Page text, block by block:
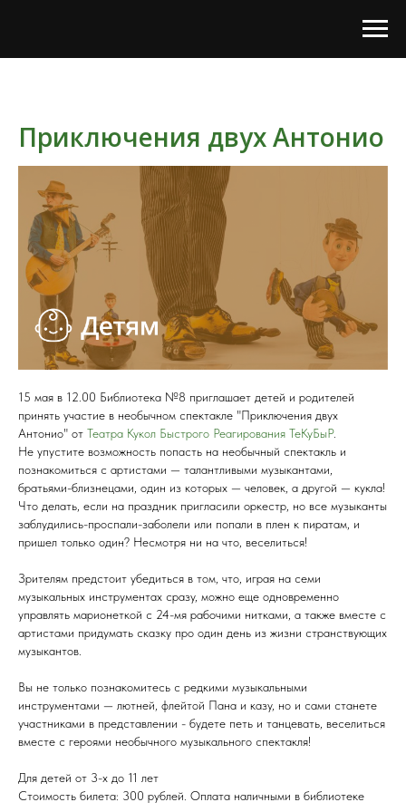
Приключения двух Антонио
15 мая в 12.00 Библиотека №8 приглашает детей и родителей
принять участие в необычном спектакле "Приключения двух
Антонио" от Театра Кукол Быстрого Реагирования ТеКуБыР.
Не упустите возможность попасть на необычный спектакль и
познакомиться с артистами — талантливыми музыкантами,
братьями-близнецами, один из которых — человек, а другой — кукла!
Что делать, если на праздник пригласили оркестр, но все музыканты
заблудились-проспали-заболели или попали в плен к пиратам, и
пришел только один? Несмотря ни на что, веселиться!
Зрителям предстоит убедиться в том, что, играя на семи
музыкальных инструментах сразу, можно еще одновременно
управлять марионеткой с 24-мя рабочими нитками, а также вместе с
артистами придумать сказку про один день из жизни странствующих
музыкантов.
Вы не только познакомитесь с редкими музыкальными
инструментами — лютней, флейтой Пана и казу, но и сами станете
участниками в представлении - будете петь и танцевать, веселиться
вместе с героями необычного музыкального спектакля!
Для детей от 3-х до 11 лет
Стоимость билета: 300 рублей. Оплата наличными в библиотеке